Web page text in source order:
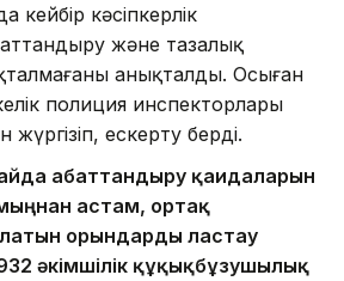
кейбір кәсіпкерлік
және тазалық
анықталды. Осыған
полиция инспекторлары
жүргізіп, ескерту берді.
абаттандыру қағидаларын
астам, ортақ
орындарды ластау
әкімшілік құқықбұзушылық